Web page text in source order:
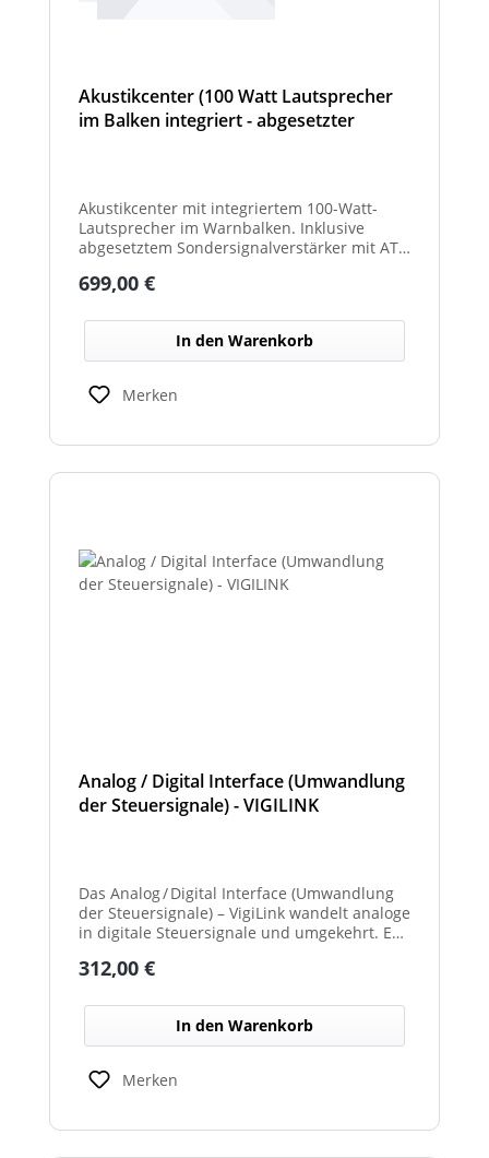
Akustikcenter (100 Watt Lautsprecher
im Balken integriert - abgesetzter
Akustikcenter mit integriertem 100-Watt-
Lautsprecher im Warnbalken. Inklusive
abgesetztem Sondersignalverstärker mit AT-
Absicherung von Einsatz- und
Regulärer Preis:
699,00 €
In den Warenkorb
Merken
Analog / Digital Interface (Umwandlung
der Steuersignale) - VIGILINK
Das Analog / Digital Interface (Umwandlung
der Steuersignale) – VigiLink wandelt analoge
in digitale Steuersignale und umgekehrt. Es
zwischen verschiedenen
Integration unterschiedlicher Signaltypen im
Netzwerk erleichtert.
Regulärer Preis:
312,00 €
In den Warenkorb
Merken